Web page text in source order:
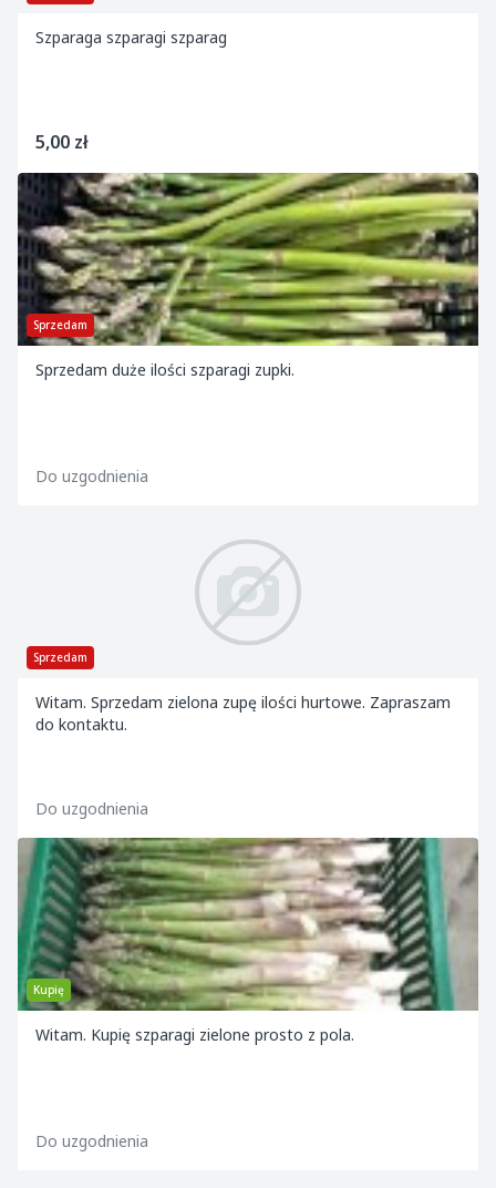
Szparaga szparagi szparag
5,00 zł
Sprzedam
Sprzedam duże ilości szparagi zupki.
Do uzgodnienia
Sprzedam
Witam. Sprzedam zielona zupę ilości hurtowe. Zapraszam
do kontaktu.
Do uzgodnienia
Kupię
Witam. Kupię szparagi zielone prosto z pola.
Do uzgodnienia